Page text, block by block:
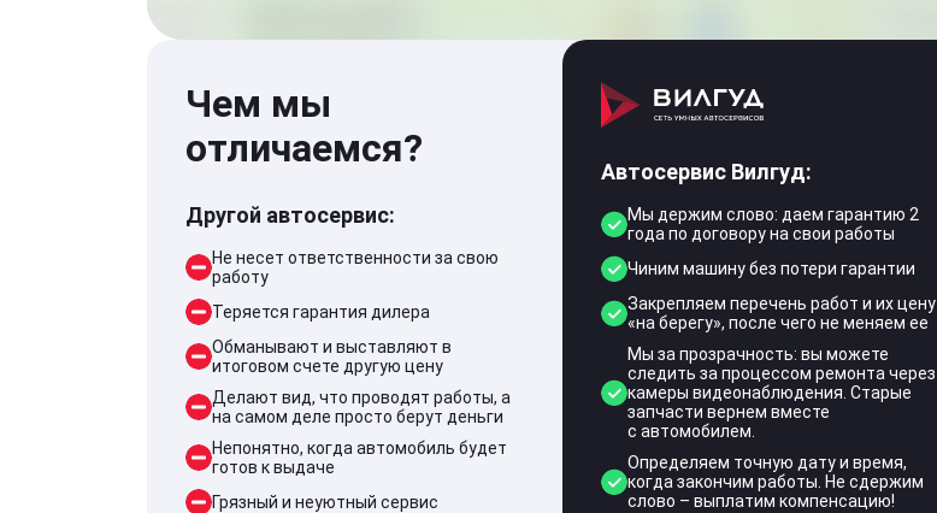
Чем мы
отличаемся?
Другой автосервис:
Не несет ответственности за свою
работу
Теряется гарантия дилера
Обманывают и выставляют в
итоговом счете другую цену
Делают вид, что проводят работы, а
на самом деле просто берут деньги
Непонятно, когда автомобиль будет
готов к выдаче
Грязный и неуютный сервис
Автосервис Вилгуд:
Мы держим слово: даем гарантию 2
года по договору на свои работы
Чиним машину без потери гарантии
Закрепляем перечень работ и их цену
«на берегу», после чего не меняем ее
Мы за прозрачность: вы можете
следить за процессом ремонта через
камеры видеонаблюдения. Старые
запчасти вернем вместе
с автомобилем.
Определяем точную дату и время,
когда закончим работы. Не сдержим
слово – выплатим компенсацию!